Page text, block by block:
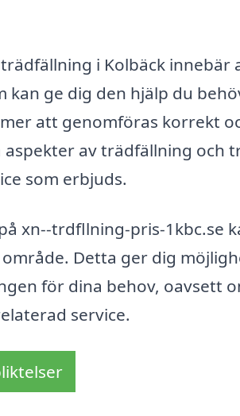
i Kolbäck innebär
ge dig den hjälp du
att genomföras korrekt
av trädfällning och
som erbjuds.
xn--trdfllning-pris-1kbc.se
Detta ger dig
för dina behov, oavsett
service.